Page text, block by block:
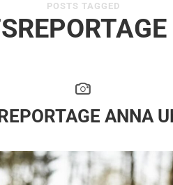
POSTS TAGGED
ANNA